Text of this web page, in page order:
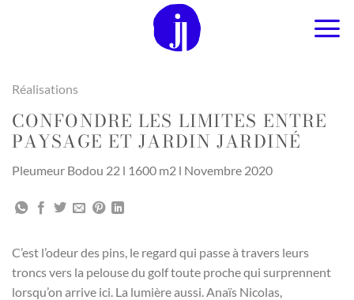
Réalisations
CONFONDRE LES LIMITES ENTRE
PAYSAGE ET JARDIN JARDINÉ
Pleumeur Bodou 22 l 1600 m2 l Novembre 2020
C’est l’odeur des pins, le regard qui passe à travers leurs
troncs vers la pelouse du golf toute proche qui surprennent
lorsqu’on arrive ici. La lumière aussi. Anaïs Nicolas,